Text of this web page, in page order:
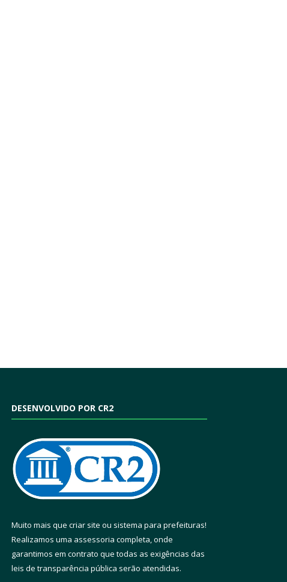
DESENVOLVIDO POR CR2
Muito mais que criar site ou sistema para prefeituras!
Realizamos uma assessoria completa, onde
garantimos em contrato que todas as exigências das
leis de transparência pública serão atendidas.